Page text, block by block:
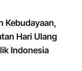
Kebudayaan,
Hari Ulang
Indonesia